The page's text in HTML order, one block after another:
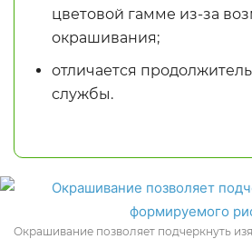
цветовой гамме из-за
окрашивания;
отличается
службы.
Окрашивание позволяет подчеркнуть